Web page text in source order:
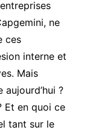
ne
ces
interne et
Mais
?
Et en quoi ce
tant sur le